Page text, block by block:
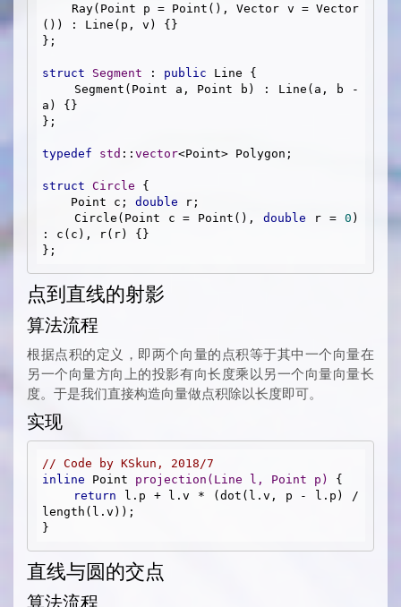
()) : Line(p, v) {}
};
struct Segment : public Line {
a) {}
};
typedef std :: vector<Point> Polygon;
struct Circle {
    Point c;
double r;
    Circle(Point c = Point(),
double r = 0 )
: c(c), r(r) {}
点到直线的射影
算法流程
根据点积的定义，即两个向量的点积等于其中一个向量在
另一个向量方向上的投影有向长度乘以另一个向量向量长
度。于是我们直接构造向量做点积除以长度即可。
实现
// Code by KSkun, 2018/7
inline Point projection (Line l, Point p)
{
return l.p + l.v * (dot(l.v, p - l.p) /
length(l.v));
直线与圆的交点
算法流程